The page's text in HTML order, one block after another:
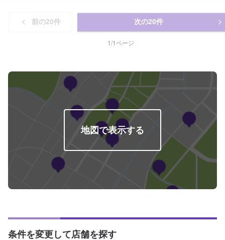
前の20件 次の20件
1/1ページ
地図で表示する
条件を変更して店舗を探す